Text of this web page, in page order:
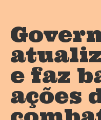
e faz
ações